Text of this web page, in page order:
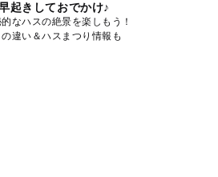
起きしておでかけ♪
なハスの絶景を楽しもう！
違い＆ハスまつり情報も